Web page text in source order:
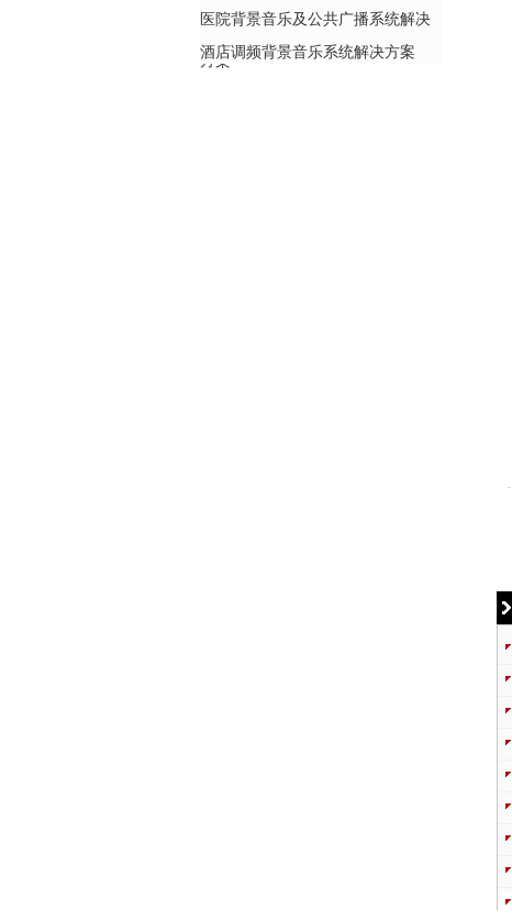
医院背景音乐及公共广播系统解决
方案
酒店调频背景音乐系统解决方案